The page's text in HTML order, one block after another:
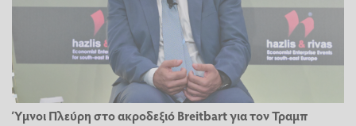
Ύμνοι Πλεύρη στο ακροδεξιό Breitbart για τον Τραμπ